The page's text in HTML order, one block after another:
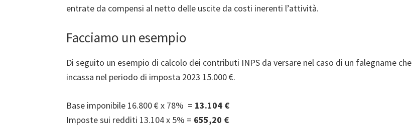
entrate da compensi al netto delle uscite da costi inerenti l’attività.
Facciamo un esempio
Di seguito un esempio di calcolo dei contributi INPS da versare nel caso di un falegname che
incassa nel periodo di imposta 2023 15.000 €.
Base imponibile 16.800 € x 78% = 13.104 €
Imposte sui redditi 13.104 x 5% = 655,20 €